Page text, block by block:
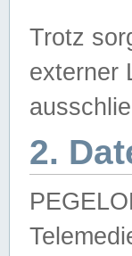
Trotz
externer
2.